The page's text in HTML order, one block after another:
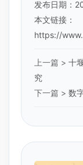
发布日期：
本文链接：
https://
上一篇 > 十
究
下一篇 > 数